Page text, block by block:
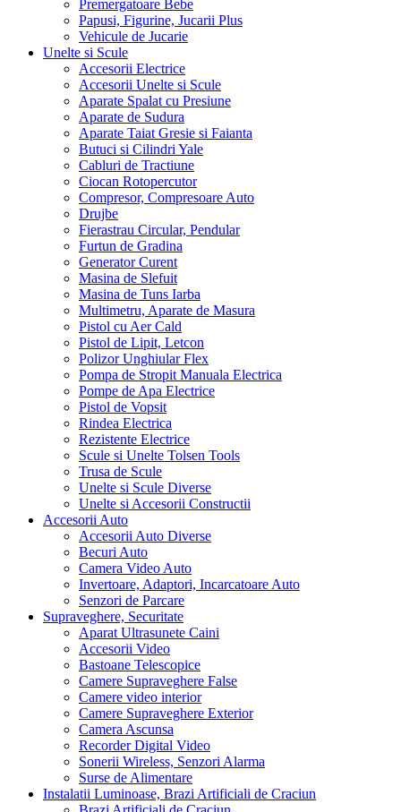
Premergatoare Bebe
Papusi, Figurine, Jucarii Plus
Vehicule de Jucarie
Unelte si Scule
Accesorii Electrice
Accesorii Unelte si Scule
Aparate Spalat cu Presiune
Aparate de Sudura
Aparate Taiat Gresie si Faianta
Butuci si Cilindri Yale
Cabluri de Tractiune
Ciocan Rotopercutor
Compresor, Compresoare Auto
Drujbe
Fierastrau Circular, Pendular
Furtun de Gradina
Generator Curent
Masina de Slefuit
Masina de Tuns Iarba
Multimetru, Aparate de Masura
Pistol cu Aer Cald
Pistol de Lipit, Letcon
Polizor Unghiular Flex
Pompa de Stropit Manuala Electrica
Pompe de Apa Electrice
Pistol de Vopsit
Rindea Electrica
Rezistente Electrice
Scule si Unelte Tolsen Tools
Trusa de Scule
Unelte si Scule Diverse
Unelte si Accesorii Constructii
Accesorii Auto
Accesorii Auto Diverse
Becuri Auto
Camera Video Auto
Invertoare, Adaptori, Incarcatoare Auto
Senzori de Parcare
Supraveghere, Securitate
Aparat Ultrasunete Caini
Accesorii Video
Bastoane Telescopice
Camere Supraveghere False
Camere video interior
Camere Supraveghere Exterior
Camera Ascunsa
Recorder Digital Video
Sonerii Wireless, Senzori Alarma
Surse de Alimentare
Instalatii Luminoase, Brazi Artificiali de Craciun